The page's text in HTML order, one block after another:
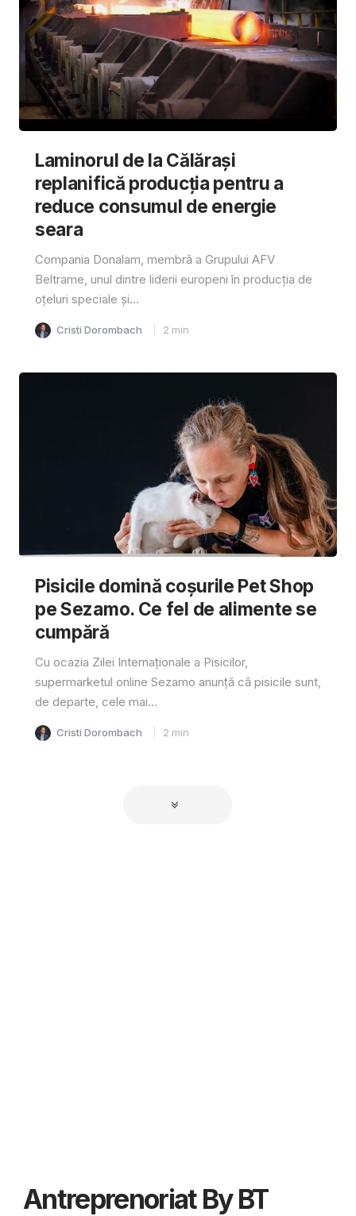
Laminorul de la Călărași
replanifică producția pentru a
reduce consumul de energie
seara
Compania Donalam, membră a Grupului AFV
Beltrame, unul dintre liderii europeni în producția de
oțeluri speciale și...
Cristi Dorombach 2 min
Pisicile domină coșurile Pet Shop
pe Sezamo. Ce fel de alimente se
cumpără
Cu ocazia Zilei Internaționale a Pisicilor,
supermarketul online Sezamo anunță că pisicile sunt,
de departe, cele mai...
Cristi Dorombach 2 min
Antreprenoriat By BT